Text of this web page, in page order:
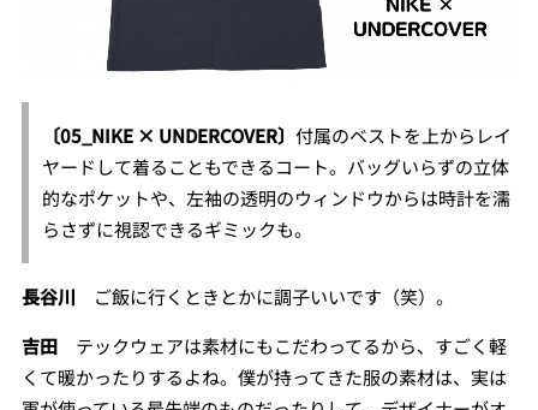
〔05_NIKE × UNDERCOVER〕付属のベストを上からレイ
ヤードして着ることもできるコート。バッグいらずの立体
的なポケットや、左袖の透明のウィンドウからは時計を濡
らさずに視認できるギミックも。
長谷川 ご飯に行くときとかに調子いいです（笑）。
吉田テックウェアは素材にもこだわってるから、すごく軽
くて暖かったりするよね。僕が持ってきた服の素材は、実は